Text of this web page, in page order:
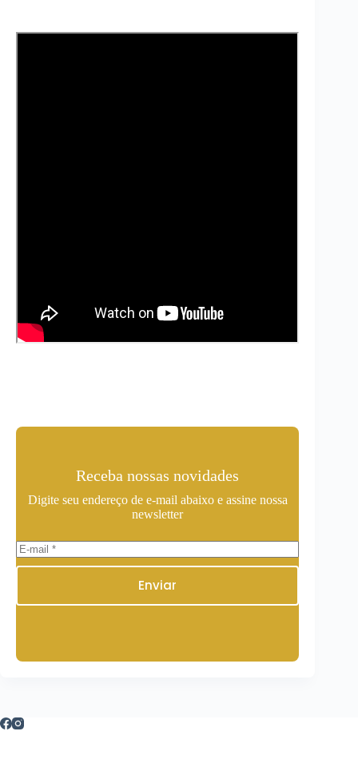
Receba nossas novidades
Digite seu endereço de e-mail abaixo e assine nossa
newsletter
Enviar